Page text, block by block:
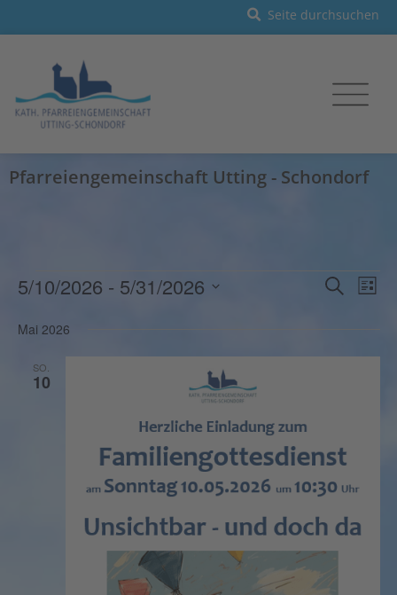
Pfarreiengemeinschaft Utting - Schondorf
SucheListe
5/10/2026 - 5/31/2026
wählen.
Mai 2026
SO.
10